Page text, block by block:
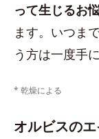
って生じるお
ます。いつま
う方は一度手
* 乾燥による
オルビスの